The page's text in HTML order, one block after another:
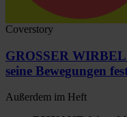
Coverstory
GROSSER WIRBEL
seine Bewegungen
Außerdem im Heft